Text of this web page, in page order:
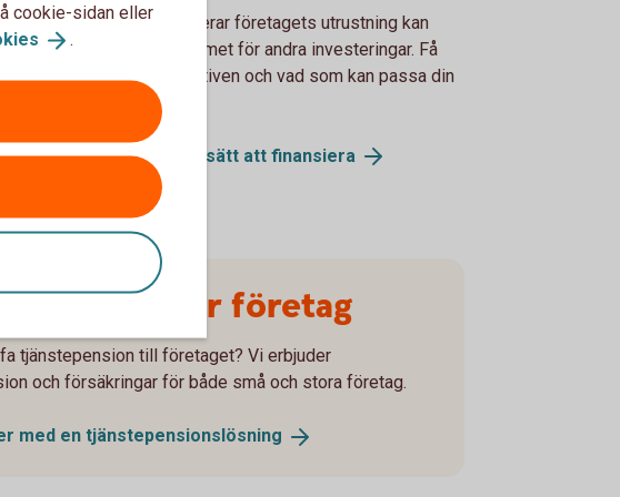
du
kan
och
Hur du finansierar företagets utrustning kan
påverka utrymmet för andra investeringar. Få
koll på alternativen och vad som kan passa din
verksamhet.
Jämför olika sätt att finansiera
för företag
tjänstepension till företaget? Vi erbjuder
och försäkringar för både små och stora företag.
med en tjänstepensionslösning
cookie-sidan eller
.